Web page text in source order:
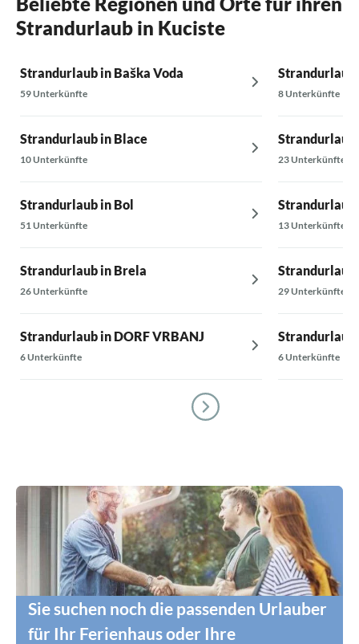
Strandurlaub in Kuciste
Strandurlaub in Baška Voda
59 Unterkünfte
Strandurlaub in Blace
10 Unterkünfte
Strandurlaub in Bol
51 Unterkünfte
Strandurlaub in Brela
26 Unterkünfte
Strandurlaub in DORF VRBANJ
6 Unterkünfte
Strandurlaub
8 Unterkünfte
23 Unterkünfte
13 Unterkünfte
Strandurlaub
29 Unterkünfte
Strandurlaub
6 Unterkünfte
Sie suchen noch die passenden Urlauber
für Ihr Ferienhaus oder Ihre